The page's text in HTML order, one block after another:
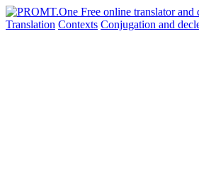
Translation Contexts Conjugation and